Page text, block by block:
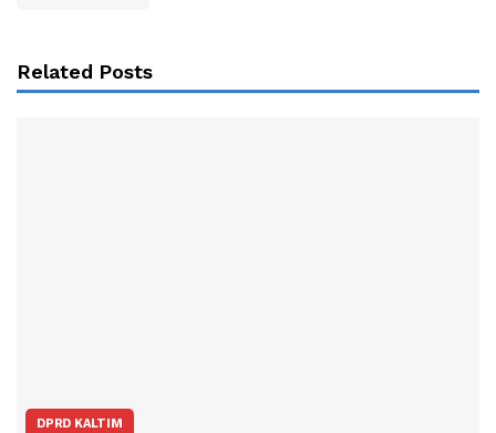
Related Posts
DPRD KALTIM